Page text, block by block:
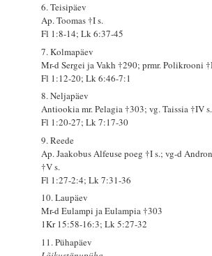
6. Teisipäev
Ap. Toomas †I s.
Fl 1:8-14; Lk 6:37-45
7. Kolmapäev
Mr-d Sergei ja Vakh †290; prmr. Polikrooni
Fl 1:12-20; Lk 6:46-7:1
8. Neljapäev
Antiookia mr. Pelagia †303; vg. Taissia †IV s.
Fl 1:20-27; Lk 7:17-30
9. Reede
Ap. Jaakobus Alfeuse poeg †I s.; vg-d
†V s.
Fl 1:27-2:4; Lk 7:31-36
10. Laupäev
Mr-d Eulampi ja Eulampia †303
1Kr 15:58-16:3; Lk 5:27-32
11. Pühapäev